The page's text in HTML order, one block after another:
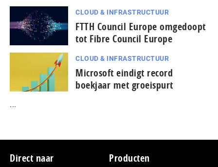
CLOUD & INFRASTRUCTUUR
FTTH Council Europe omgedoopt
tot Fibre Council Europe
CLOUD & INFRASTRUCTUUR
Microsoft eindigt record
boekjaar met groeispurt
...
Footer
Direct naar Producten